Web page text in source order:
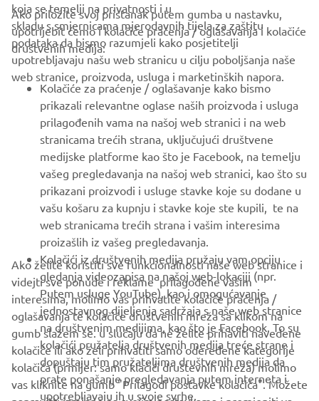
CORPORATE
FOR BUSINESS
MORE YAMAHA
SUPPORT
BILTEN
Budite prvi koji će saznati o najnovijim ponudama, posebnim
događajima, novim izdanjima i još mnogo toga
PRETPLATITE SE
Pročitajte našu Politiku privatnosti kako biste saznali kako
obrađujemo vaše osobne podatke:Pravila o Zaštiti Privatnosti
koja se temelji na privatnosti i u
skladu s smjernicama mjerodavnih tijela za zaštitu
podataka da bismo razumjeli kako posjetitelji
upotrebljavaju našu web stranicu u cilju poboljšanja naše
web stranice, proizvoda, usluga i marketinških napora.
Ako priložite svoj pristanak putem gumba u nastavku,
upotrijebit ćemo i kolačiće praćenja / oglašavanja i kolačiće
društvenih medija:
Kolačiće za praćenje / oglašavanje kako bismo
prikazali relevantne oglase naših proizvoda i usluga
prilagođenih vama na našoj web stranici i na web
stranicama trećih strana, uključujući društvene
medijske platforme kao što je Facebook, na temelju
vašeg pregledavanja na našoj web stranici, kao što su
prikazani proizvodi i usluge stavke koje su dodane u
vašu košaru za kupnju i stavke koje ste kupili, te na
web stranicama trećih strana i vašim interesima
proizašlih iz vašeg pregledavanja.
Kolačići iz društvenih medija pružaju vam opciju
gledanja videozapisa na našoj web-lokaciji (npr.
Putem usluge YouTube), kao i omogućavanje
jednostavnog dijeljenja sadržaja s naše web stranice
na društvenim medijima, kao što je Facebook. To su
kolačići pružatelja društvenih medija treće strane i
dopuštaju tim pružateljima društvenih medija da
prate ponašanje pregledavanja putem interneta i
upotrebljavaju ih u svoje svrhe.
Ako želite koristiti sve funkcionalnosti naše web stranice i
videjti sve ponude i reklame prilagođene vašim
interesima, molimo vas prihvatite kolačiće praćenja /
oglašavanja te kolačiće društvenih mreža sa klikom na
gumb slažem se. u slučaju da ne želite prihaviti navedene
kolačiće ili ako želi prihvatiti samo odeređene kategorije
kolačića (prmijer: samo klačići društevnih mreža) molimo
vas kliknite na gumb "Prilagodi postavke kolačića". Možete